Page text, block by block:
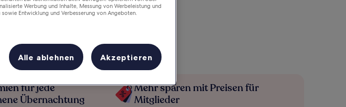
für jede
Übernachtung
Mehr sparen mit Preisen für
Mitglieder
Werbung und Inhalte, Messung von Werbeleistung und
Entwicklung und Verbesserung von Angeboten.
Alle ablehnen Akzeptieren